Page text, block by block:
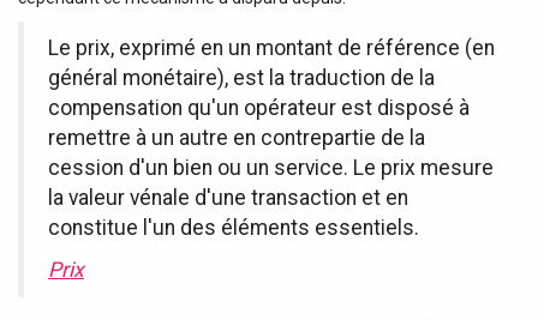
Le prix, exprimé en un montant de référence (en
général monétaire), est la traduction de la
compensation qu'un opérateur est disposé à
remettre à un autre en contrepartie de la
cession d'un bien ou un service. Le prix mesure
la valeur vénale d'une transaction et en
constitue l'un des éléments essentiels.
Prix